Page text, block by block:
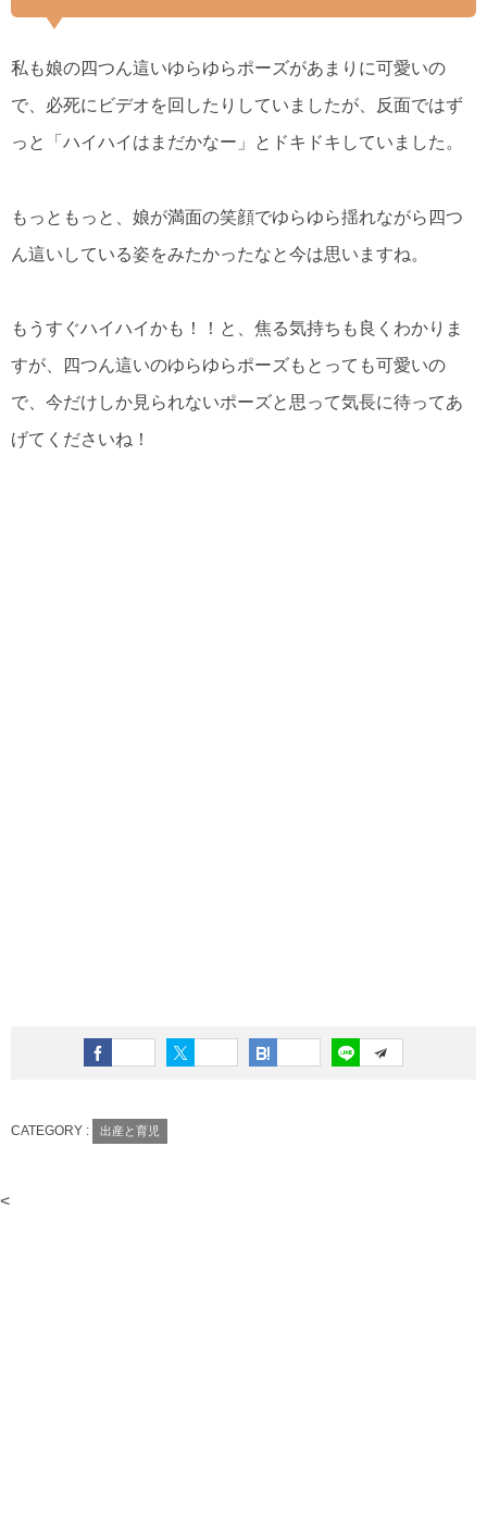
私も娘の四つん這いゆらゆらポーズがあまりに可愛いの
で、必死にビデオを回したりしていましたが、反面ではず
っと「ハイハイはまだかなー」とドキドキしていました。
もっともっと、娘が満面の笑顔でゆらゆら揺れながら四つ
ん這いしている姿をみたかったなと今は思いますね。
もうすぐハイハイかも！！と、焦る気持ちも良くわかりま
すが、四つん這いのゆらゆらポーズもとっても可愛いの
で、今だけしか見られないポーズと思って気長に待ってあ
げてくださいね！
CATEGORY : 出産と育児
<